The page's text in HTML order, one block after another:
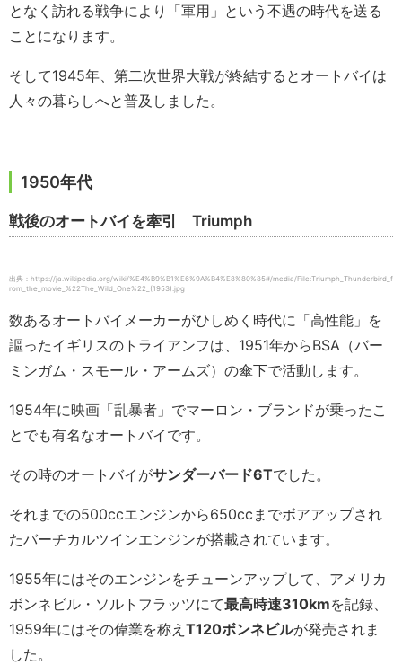
となく訪れる戦争により「軍用」という不遇の時代を送る
ことになります。
そして1945年、第二次世界大戦が終結するとオートバイは
人々の暮らしへと普及しました。
1950年代
戦後のオートバイを牽引 Triumph
出典：https://ja.wikipedia.org/wiki/%E4%B9%B1%E6%9A%B4%E8%80%85#/media/File:Triumph_Thunderbird_f
rom_the_movie_%22The_Wild_One%22_(1953).jpg
数あるオートバイメーカーがひしめく時代に「高性能」を
謳ったイギリスのトライアンフは、1951年からBSA（バー
ミンガム・スモール・アームズ）の傘下で活動します。
1954年に映画「乱暴者」でマーロン・ブランドが乗ったこ
とでも有名なオートバイです。
その時のオートバイがサンダーバード6Tでした。
それまでの500ccエンジンから650ccまでボアアップされ
たバーチカルツインエンジンが搭載されています。
1955年にはそのエンジンをチューンアップして、アメリカ
ボンネビル・ソルトフラッツにて最高時速310kmを記録、
1959年にはその偉業を称え T120ボンネビルが発売されま
した。